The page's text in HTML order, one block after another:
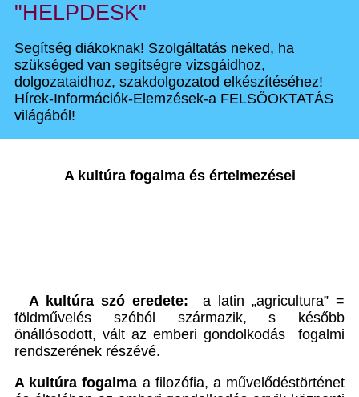
"HELPDESK"
Segítség diákoknak! Szolgáltatás neked, ha
szükséged van segítségre vizsgáidhoz,
dolgozataidhoz, szakdolgozatod elkészítéséhez!
Hírek-Információk-Elemzések-a FELSŐOKTATÁS
világából!
A kultúra fogalma és értelmezései
A kultúra szó eredete:
a latin „agricultura” =
földművelés szóból származik, s később
önállósodott, vált az emberi gondolkodás fogalmi
rendszerének részévé.
A kultúra fogalma a filozófia, a művelődéstörténet